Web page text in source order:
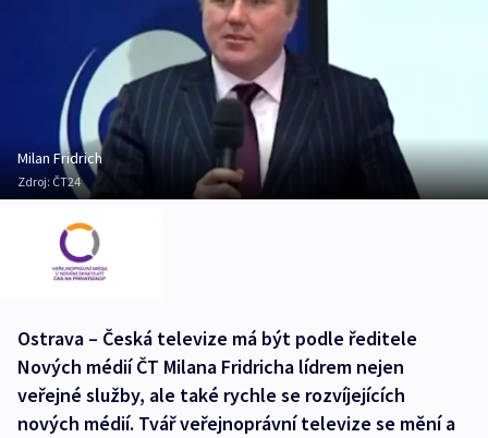
Milan Fridrich
Zdroj: ČT24
Ostrava – Česká televize má být podle ředitele
Nových médií ČT Milana Fridricha lídrem nejen
veřejné služby, ale také rychle se rozvíjejících
nových médií. Tvář veřejnoprávní televize se mění a